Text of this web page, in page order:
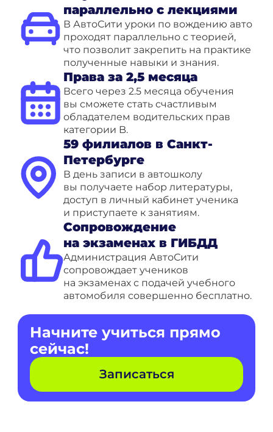
параллельно с лекциями
В АвтоСити уроки по вождению авто
проходят параллельно с теорией,
что позволит закрепить на практике
полученные навыки и знания.
Права за 2,5 месяца
Всего через 2.5 месяца обучения
вы сможете стать счастливым
обладателем водительских прав
категории B.
59 филиалов в Санкт-
Петербурге
В день записи в автошколу
вы получаете набор литературы,
доступ в личный кабинет ученика
и приступаете к занятиям.
Сопровождение
на экзаменах в ГИБДД
Администрация АвтоСити
сопровождает учеников
на экзаменах с подачей учебного
автомобиля совершенно бесплатно.
Начните учиться прямо
сейчас!
Записаться